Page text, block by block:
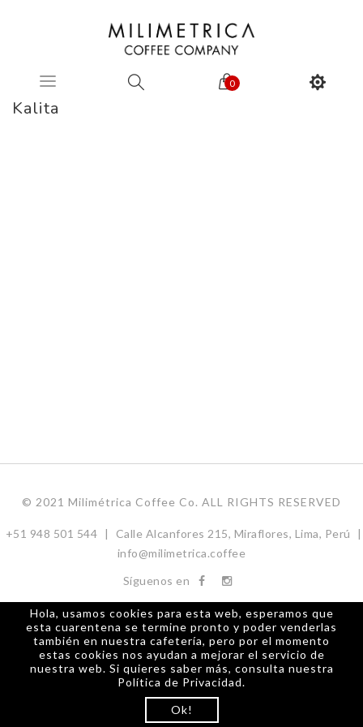
0
Kalita
© 2021 Milimétrica Coffee Co. ALL RIGHTS RESERVED
+51 948 501 544 | Calle Alcanfores 215, Miraflores, Lima, Perú
|
info@milimetrica.coffee
Síguenos en
Hola, usamos cookies para esta web, esperamos que
esta cuarentena se termine pronto y poder venderlas
también en nuestra cafetería, pero por el momento
estas cookies nos ayudan a mejorar el servicio de
nuestra web. Si quieres saber más, consulta nuestra
Política de Privacidad.
Ok!